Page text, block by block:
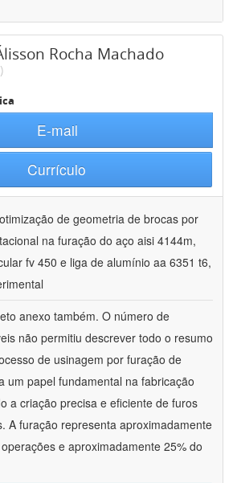
Rocha Machado
E-mail
Currículo
otimização de geometria de brocas por
na furação do aço aisi 4144m,
fv 450 e liga de alumínio aa 6351 t6,
anexo também. O número de
não permitiu descrever todo o resumo
de usinagem por furação de
um papel fundamental na fabricação
a criação precisa e eficiente de furos
A furação representa aproximadamente
e aproximadamente 25% do